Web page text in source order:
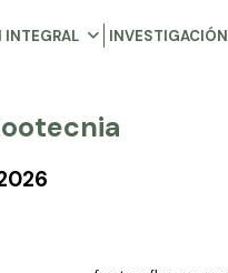
INTEGRAL INVESTIGACIÓN